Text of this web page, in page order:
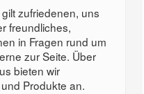
zufriedenen, uns
freundliches,
in Fragen rund um
zur Seite. Über
bieten wir
Produkte an.